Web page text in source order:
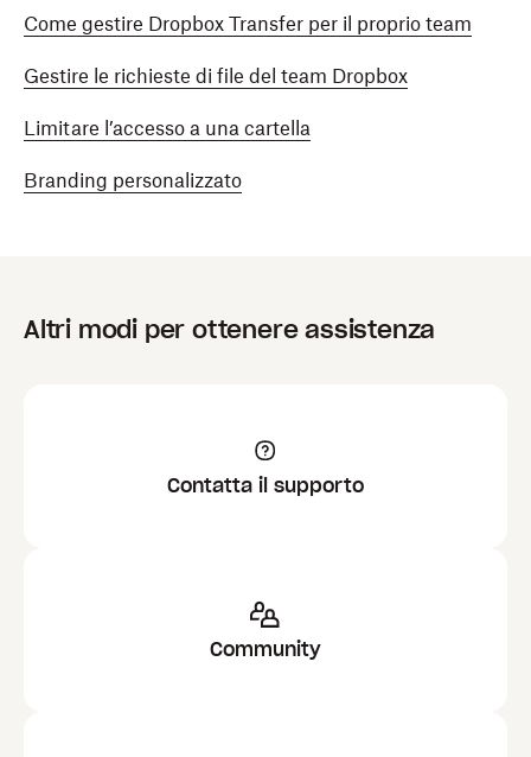
Come gestire Dropbox Transfer per il proprio team
Gestire le richieste di file del team Dropbox
Limitare l’accesso a una cartella
​​Branding personalizzato
Altri modi per ottenere assistenza
Contatta il supporto
Community